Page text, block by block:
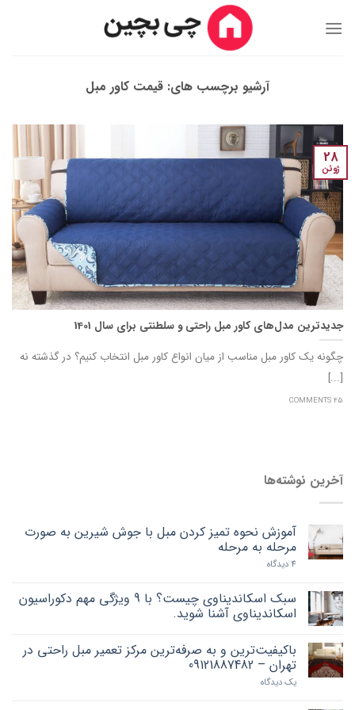
آرشیو برچسب های: قیمت کاور مبل
جدیدترین مدل‌های کاور مبل راحتی و سلطنتی برای سال 1401
چگونه یک کاور مبل مناسب از میان انواع کاور مبل انتخاب کنیم؟ در گذشته نه
[...]
45 COMMENTS
28
ژوئن
آخرین نوشته‌ها
آموزش نحوه تمیز کردن مبل با جوش شیرین به صورت
مرحله به مرحله
4 دیدگاه
سبک اسکاندیناوی چیست؟ با 9 ویژگی مهم دکوراسیون
اسکاندیناوی آشنا شوید.
باکیفیت‌ترین و به صرفه‌ترین مرکز تعمیر مبل راحتی در
تهران – 09121887482
یک دیدگاه